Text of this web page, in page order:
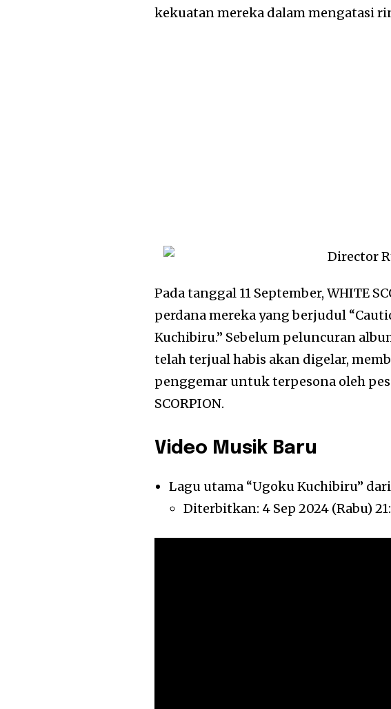
kekuatan mereka dalam mengatasi
Pada tanggal 11 September, WHITE
perdana mereka yang berjudul
Kuchibiru.” Sebelum peluncuran
telah terjual habis akan digelar,
penggemar untuk terpesona oleh
SCORPION.
Video Musik Baru
Lagu utama “Ugoku Kuchibiru”
Diterbitkan: 4 Sep 2024 (Rabu)